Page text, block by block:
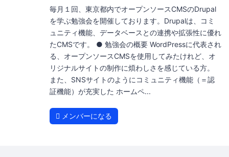
毎月１回、東京都内でオープンソースCMSのDrupal
を学ぶ勉強会を開催しております。Drupalは、コミ
ュニティ機能、データベースとの連携や拡張性に優れ
たCMSです。 ● 勉強会の概要 WordPressに代表され
る、オープンソースCMSを使用してみたけれど、オ
リジナルサイトの制作に煩わしさを感じている方。
また、SNSサイトのようにコミュニティ機能（＝認
証機能）が充実した ホームペ...
メンバーになる